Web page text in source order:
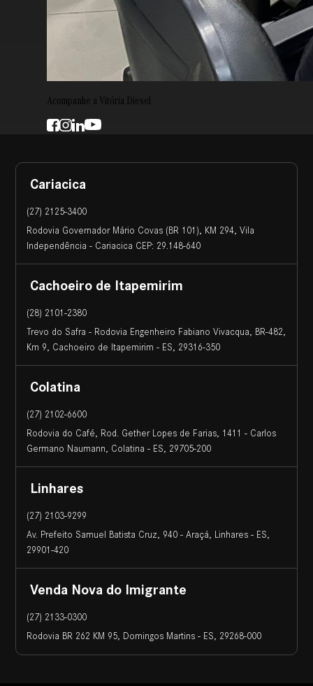
Acompanhe a Vitória Diesel
Cariacica
(27) 2125-3400
Rodovia Governador Mário Covas (BR 101), KM 294, Vila
Independência - Cariacica CEP: 29.148-640
Cachoeiro de Itapemirim
(28) 2101-2380
Trevo do Safra - Rodovia Engenheiro Fabiano Vivacqua, BR-482,
Km 9, Cachoeiro de Itapemirim - ES, 29316-350
Colatina
(27) 2102-6600
Rodovia do Café, Rod. Gether Lopes de Farias, 1411 - Carlos
Germano Naumann, Colatina - ES, 29705-200
Linhares
(27) 2103-9299
Av. Prefeito Samuel Batista Cruz, 940 - Araçá, Linhares - ES,
29901-420
Venda Nova do Imigrante
(27) 2133-0300
Rodovia BR 262 KM 95, Domingos Martins - ES, 29268-000